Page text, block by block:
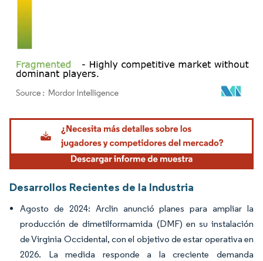
Imagen © Mordor Intelligence. El uso requiere atribución según CC BY 4.0.
Desarrollos Recientes de la Industria
Agosto de 2024: Arclin anunció planes para ampliar la
producción de dimetilformamida (DMF) en su instalación
de Virginia Occidental, con el objetivo de estar operativa en
2026. La medida responde a la creciente demanda